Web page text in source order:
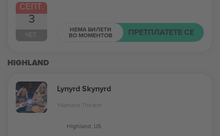
СЕПТ.
3
ЧЕТ.
НЕМА БИЛЕТИ
ВО МОМЕНТОВ ПРЕТПЛАТЕТЕ СЕ
HIGHLAND
Lynyrd Skynyrd
Yaamava Theater
Highland, US